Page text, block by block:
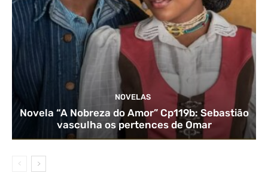
NOVELAS
Novela “A Nobreza do Amor” Cp119b: Sebastião
vasculha os pertences de Omar